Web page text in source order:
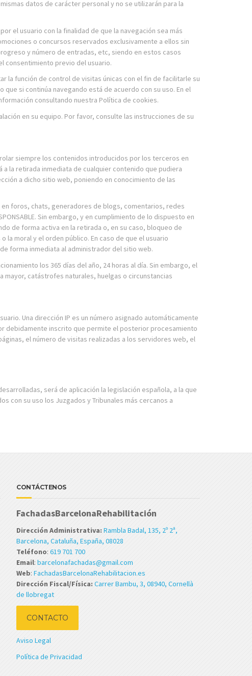
datos de carácter personal y no se utilizarán para la
el usuario con la finalidad de que la navegación sea más
o concursos reservados exclusivamente a ellos sin
y número de entradas, etc, siendo en estos casos
consentimiento previo del usuario.
la función de control de visitas únicas con el fin de facilitarle su
si continúa navegando está de acuerdo con su uso. En el
consultando nuestra Política de cookies.
en su equipo. Por favor, consulte las instrucciones de su
siempre los contenidos introducidos por los terceros en
la retirada inmediata de cualquier contenido que pudiera
a dicho sitio web, poniendo en conocimiento de las
en foros, chats, generadores de blogs, comentarios, redes
Sin embargo, y en cumplimiento de lo dispuesto en
de forma activa en la retirada o, en su caso, bloqueo de
moral y el orden público. En caso de que el usuario
forma inmediata al administrador del sitio web.
los 365 días del año, 24 horas al día. Sin embargo, el
mayor, catástrofes naturales, huelgas o circunstancias
Una dirección IP es un número asignado automáticamente
debidamente inscrito que permite el posterior procesamiento
el número de visitas realizadas a los servidores web, el
será de aplicación la legislación española, a la que
con su uso los Juzgados y Tribunales más cercanos a
CONTÁCTENOS
FachadasBarcelonaRehabilitación
Dirección Administrativa: Rambla Badal, 135, 2º 2ª,
Barcelona, Cataluña, España, 08028
Teléfono: 619 701 700
Email: barcelonafachadas@gmail.com
Web: FachadasBarcelonaRehabilitacion.es
Dirección Fiscal/Física: Carrer Bambu, 3, 08940, Cornellà
de llobregat
CONTACTO
Aviso Legal
Política de Privacidad